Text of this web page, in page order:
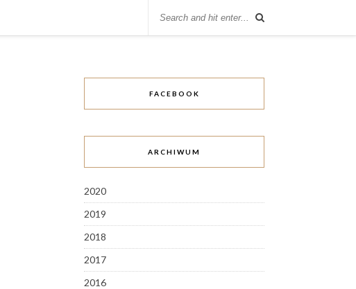
FACEBOOK
ARCHIWUM
2020
2019
2018
2017
2016